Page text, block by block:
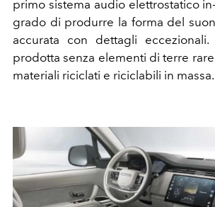
primo sistema audio elettrostatico
grado di produrre la forma del
accurata con dettagli eccezionali.
prodotta senza elementi di terre
materiali riciclati e riciclabili in massa.